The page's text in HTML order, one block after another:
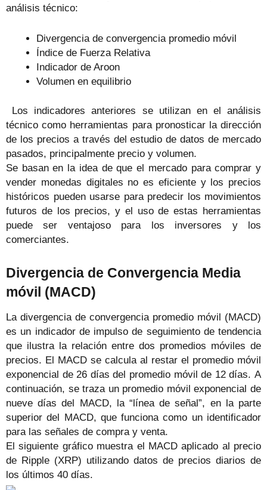
análisis técnico:
Divergencia de convergencia promedio móvil
Índice de Fuerza Relativa
Indicador de Aroon
Volumen en equilibrio
Los indicadores anteriores se utilizan en el análisis
técnico como herramientas para pronosticar la dirección
de los precios a través del estudio de datos de mercado
pasados, principalmente precio y volumen.
Se basan en la idea de que el mercado para comprar y
vender monedas digitales no es eficiente y los precios
históricos pueden usarse para predecir los movimientos
futuros de los precios, y el uso de estas herramientas
puede ser ventajoso para los inversores y los
comerciantes.
Divergencia de Convergencia Media
móvil (MACD)
La divergencia de convergencia promedio móvil (MACD)
es un indicador de impulso de seguimiento de tendencia
que ilustra la relación entre dos promedios móviles de
precios. El MACD se calcula al restar el promedio móvil
exponencial de 26 días del promedio móvil de 12 días. A
continuación, se traza un promedio móvil exponencial de
nueve días del MACD, la “línea de señal”, en la parte
superior del MACD, que funciona como un identificador
para las señales de compra y venta.
El siguiente gráfico muestra el MACD aplicado al precio
de Ripple (XRP) utilizando datos de precios diarios de
los últimos 40 días.